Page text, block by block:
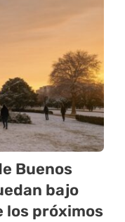
Buenos
bajo
los próximos